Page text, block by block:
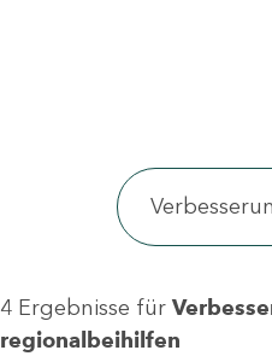
4 Ergebnisse für
regionalbeihilfen